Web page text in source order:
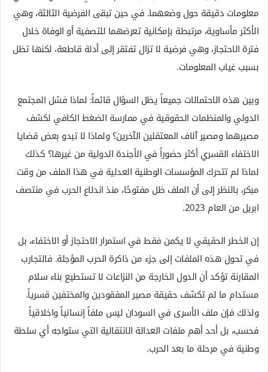
معلومات دقيقة حول وضعهما. في حين تبقى الفرضية الثالثة، وهي
الأكثر مأساوية، مرتبطة بإمكانية تعرضهما للتصفية أو الوفاة خلال
فترة الاحتجاز، وهي فرضية لا تزال تفتقر إلى أدلة قاطعة، لكنها تظل
بسبب غياب المعلومات.
وبين هذه الاحتمالات جميعاً يظل السؤال قائماً: لماذا فشل المجتمع
الدولي والمنظمات الحقوقية في ممارسة الضغط الكافي لكشف
مصيرهما ومصير آلاف المعتقلين الآخرين؟ ولماذا لا تبدو بعض قضايا
الاختفاء القسري أكثر حضوراً في الأجندة الدولية من غيرها؟ كذلك
لماذا لم تتحرك المؤسسات الوطنية العدلية في هذا الملف من وقت
مبكر، بالنظر إلى أن الملف ظل مفتوحًا، منذ اندلاع الحرب في منتصف
ابريل من العام 2023.
إن الخطر الحقيقي لا يكمن فقط في استمرار الاحتجاز أو الاختفاء، بل
في تحول هذه الملفات إلى جزء من ذاكرة الحرب المؤجلة. فالتجارب
المقارنة تؤكد أن الدول الخارجة من النزاعات لا تستطيع بناء سلام
مستدام ما لم تكشف حقيقة مصير المفقودين والمختفين قسرياً.
ولذلك فإن ملف الأسرى في السودان ليس ملفاً إنسانياً واخلاقياً
فحسب، بل أحد أهم ملفات العدالة الانتقالية التي ستواجه أي سلطة
وطنية في مرحلة ما بعد الحرب.